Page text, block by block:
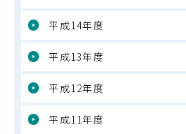
平成14年度
平成13年度
平成12年度
平成11年度